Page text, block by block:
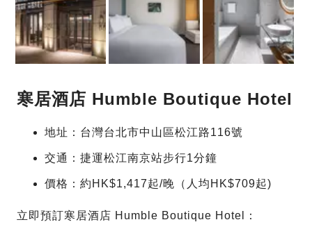
寒居酒店 Humble Boutique Hotel
地址：台灣台北市中山區松江路116號
交通：捷運松江南京站步行1分鐘
價格：約HK$1,417起/晚（人均HK$709起)
立即預訂寒居酒店 Humble Boutique Hotel：